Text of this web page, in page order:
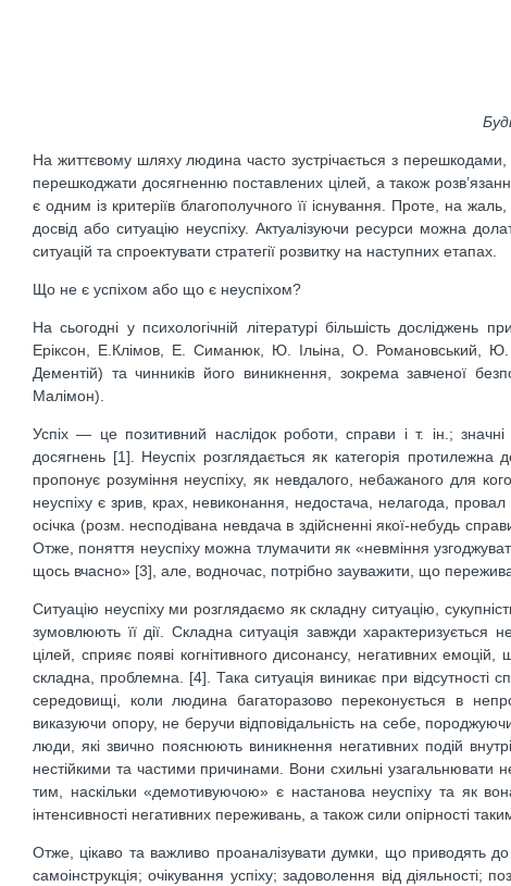
На життєвому шляху людина часто зустрічається з перешкодами,
перешкоджати досягненню поставлених цілей, а також
є одним із критеріїв благополучного її існування. Проте, на
досвід або ситуацію неуспіху. Актуалізуючи ресурси можна
ситуацій та спроектувати стратегії розвитку на наступних етапах.
Що не є успіхом або що є неуспіхом?
На сьогодні у психологічній літературі більшість досліджень
Еріксон, Е.Клімов, Е. Симанюк, Ю. Ільіна, О. Романовський,
Дементій) та чинників його виникнення, зокрема завченої
Малімон).
Успіх — це позитивний наслідок роботи, справи і т. ін.;
досягнень [1]. Неуспіх розглядається як категорія протилежна
пропонує розуміння неуспіху, як невдалого, небажаного для
неуспіху є зрив, крах, невиконання, недостача, нелагода,
осічка (розм. несподівана невдача в здійсненні якої-небудь
Отже, поняття неуспіху можна тлумачити як «невміння
щось вчасно» [3], але, водночас, потрібно зауважити, що
Ситуацію неуспіху ми розглядаємо як складну ситуацію,
зумовлюють її дії. Складна ситуація завжди
цілей, сприяє появі когнітивного дисонансу, негативних
складна, проблемна. [4]. Така ситуація виникає при відсутності
середовищі, коли людина багаторазово переконується в
виказуючи опору, не беручи відповідальність на себе,
люди, які звично пояснюють виникнення негативних подій
нестійкими та частими причинами. Вони схильні узагальнювати
тим, наскільки «демотивуючою» є настанова неуспіху та як
інтенсивності негативних переживань, а також сили опірності
Отже, цікаво та важливо проаналізувати думки, що приводять до
самоінструкція; очікування успіху; задоволення від діяльності;